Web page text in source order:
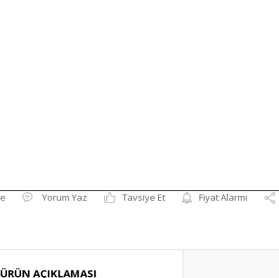
Yorum Yaz Tavsiye Et Fiyat Alarmı
ÜRÜN AÇIKLAMASI